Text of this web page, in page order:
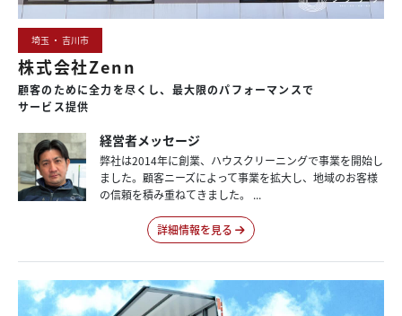
埼玉 ・ 吉川市
株式会社Zenn
顧客のために全力を尽くし、 最大限のパフォーマンスで
サービス提供
経営者メッセージ
弊社は2014年に創業、ハウスクリーニングで事業を開始し
ました。顧客ニーズによって事業を拡大し、地域のお客様
の信頼を積み重ねてきました。 ...
詳細情報を見る